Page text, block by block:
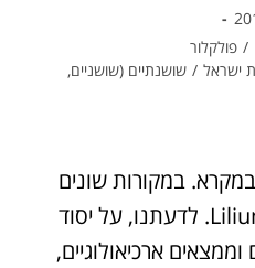
/ פולקלור
ישראל / שושנתיים (שושניים,
17 פעמים במקרא. במקורות שונים
מקובל לזהותו עם ה- Lilium. לדעתנו, על יסוד
ארכיאולוגיים,